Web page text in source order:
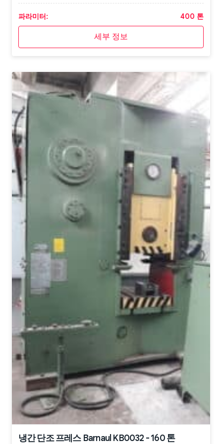
파라미터: 400 톤
세부 정보
냉간 단조 프레스 Barnaul KB0032 - 160 톤